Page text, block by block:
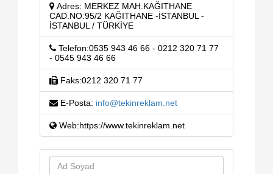
Adres: MERKEZ MAH.KAĞITHANE
CAD.NO:95/2 KAĞITHANE -İSTANBUL -
İSTANBUL / TÜRKİYE
Telefon:0535 943 46 66 - 0212 320 71 77
- 0545 943 46 66
Faks:0212 320 71 77
E-Posta: info@tekinreklam.net
Web:https://www.tekinreklam.net